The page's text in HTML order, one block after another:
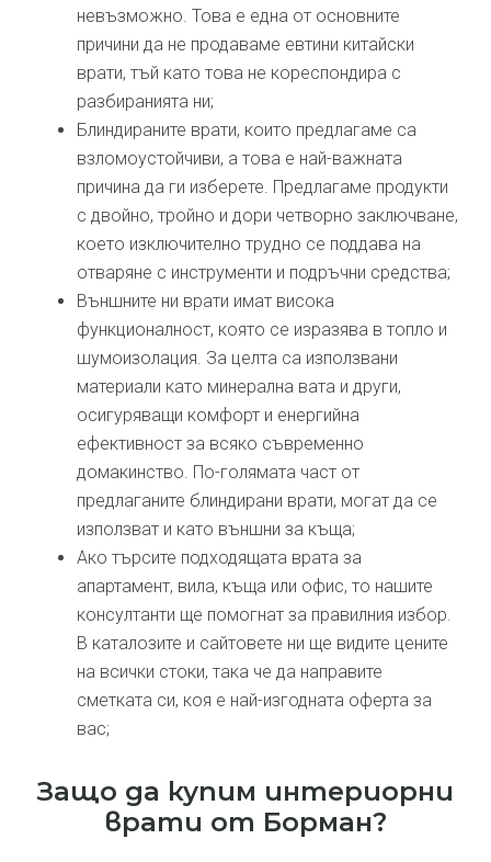
невъзможно. Това е една от основните
причини да не продаваме евтини китайски
врати, тъй като това не кореспондира с
разбиранията ни;
Блиндираните врати, които предлагаме са
взломоустойчиви, а това е най-важната
причина да ги изберете. Предлагаме продукти
с двойно, тройно и дори четворно заключване,
което изключително трудно се поддава на
отваряне с инструменти и подръчни средства;
Външните ни врати имат висока
функционалност, която се изразява в топло и
шумоизолация. За целта са използвани
материали като минерална вата и други,
осигуряващи комфорт и енергийна
ефективност за всяко съвременно
домакинство. По-голямата част от
предлаганите блиндирани врати, могат да се
използват и като външни за къща;
Ако търсите подходящата врата за
апартамент, вила, къща или офис, то нашите
консултанти ще помогнат за правилния избор.
В каталозите и сайтовете ни ще видите цените
на всички стоки, така че да направите
сметката си, коя е най-изгодната оферта за
вас;
Защо да купим интериорни
врати от Борман?